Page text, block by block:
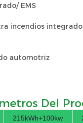
EMS
incendios
automotriz
Del
215kWh+100kw